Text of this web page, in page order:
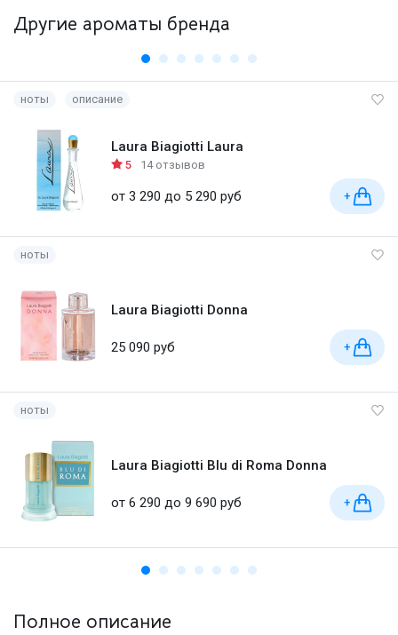
Другие ароматы бренда
ноты описание
Laura Biagiotti Laura
5 14 отзывов
от 3 290 до 5 290 руб +
ноты
Laura Biagiotti Donna
25 090 руб +
ноты
Laura Biagiotti Blu di Roma Donna
от 6 290 до 9 690 руб +
Полное описание